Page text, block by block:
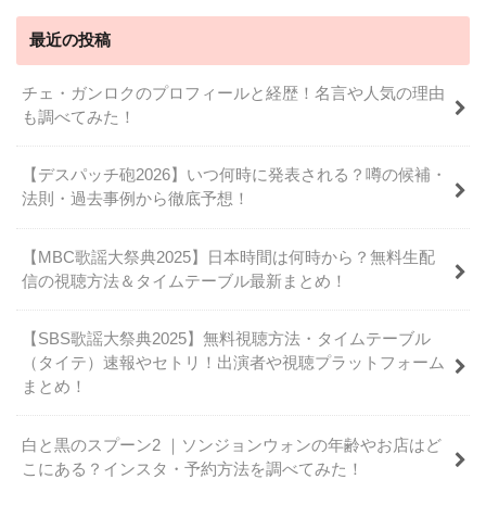
最近の投稿
チェ・ガンロクのプロフィールと経歴！名言や人気の理由
も調べてみた！
【デスパッチ砲2026】いつ何時に発表される？噂の候補・
法則・過去事例から徹底予想！
【MBC歌謡大祭典2025】日本時間は何時から？無料生配
信の視聴方法＆タイムテーブル最新まとめ！
【SBS歌謡大祭典2025】無料視聴方法・タイムテーブル
（タイテ）速報やセトリ！出演者や視聴プラットフォーム
まとめ！
白と黒のスプーン2 ｜ソンジョンウォンの年齢やお店はど
こにある？インスタ・予約方法を調べてみた！